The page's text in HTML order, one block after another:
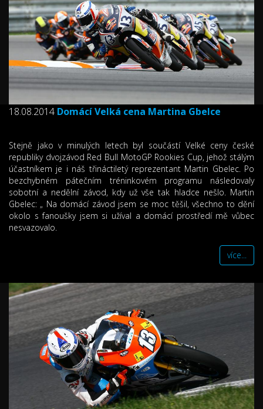
18.08.2014 Domácí Velká cena Martina Gbelce
Stejně jako v minulých letech byl součástí Velké ceny české
republiky dvojzávod Red Bull MotoGP Rookies Cup, jehož stálým
účastníkem je i náš třináctiletý reprezentant Martin Gbelec. Po
bezchybném pátečním tréninkovém programu následovaly
sobotní a nedělní závod, kdy už vše tak hladce nešlo. Martin
Gbelec: „ Na domácí závod jsem se moc těšil, všechno to dění
okolo s fanoušky jsem si užíval a domácí prostředí mě vůbec
nesvazovalo.
více...